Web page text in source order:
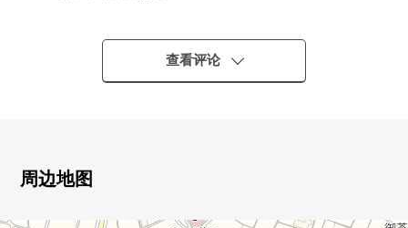
东京Metro东西线"中野"车站步行8分钟
・西武新宿线"新井药师前"车站步行12分钟
・8层的最上階
查看评论
周边地图